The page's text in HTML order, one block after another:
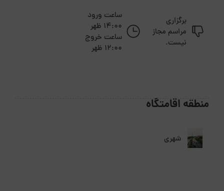
برگزاری
مراسم مجاز
نیست.
ساعت ورود
14:00 ظهر
ساعت خروج
12:00 ظهر
منطقه اقامتگاه
شهری